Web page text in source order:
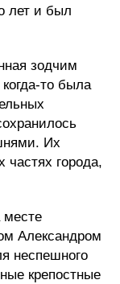
лет и был
зодчим
то была
Их
города,
месте
Александром
неспешного
крепостные